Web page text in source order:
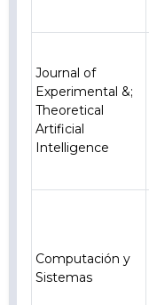
Journal of
Experimental &;
Theoretical
Artificial
Intelligence
Computación y
Sistemas